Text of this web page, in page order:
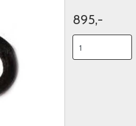
895,-